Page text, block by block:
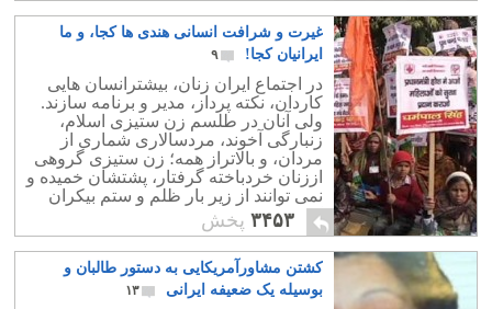
غیرت و شرافت انسانی هندی ها کجا، و ما
ایرانیان کجا!
۹
در اجتماع ایران زنان، بیشترانسان هایی
کاردان، نکته پرداز، مدیر و برنامه سازند.
ولی آنان در طلسم زن ستیزی اسلام،
زنبارگی آخوند، مردسالاری شماری از
مردان، و بالاتراز همه؛ زن ستیزی گروهی
اززنان خردباخته گرفتار، پشتشان خمیده و
نمی توانند از زیر بار ظلم و ستم بیکران
کمر راست کنند.
۳۴۵۳ پخش
کشتن مشاورآمریکایی به دستور طالبان و
بوسیله یک ضعیفه ایرانی
۱۳